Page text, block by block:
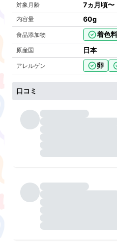
対象月齢 7ヵ月頃〜
内容量 60g
食品添加物 着色
原産国 日本
アレルゲン 卵
口コミ